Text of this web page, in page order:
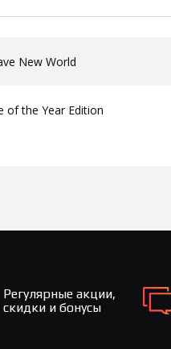
New World
of the Year Edition
Регулярные акции,
скидки и бонусы